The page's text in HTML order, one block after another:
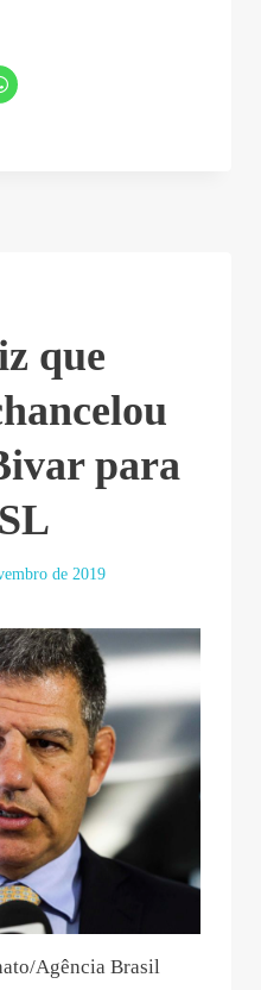
que
para
de 2019
Agência Brasil